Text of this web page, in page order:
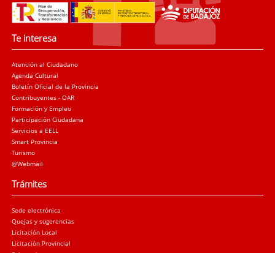
Te interesa
Atención al Ciudadano
Agenda Cultural
Boletín Oficial de la Provincia
Contribuyentes - OAR
Formación y Empleo
Participación Ciudadana
Servicios a EELL
Smart Provincia
Turismo
@Webmail
Trámites
Sede electrónica
Quejas y sugerencias
Licitación Local
Licitación Provincial